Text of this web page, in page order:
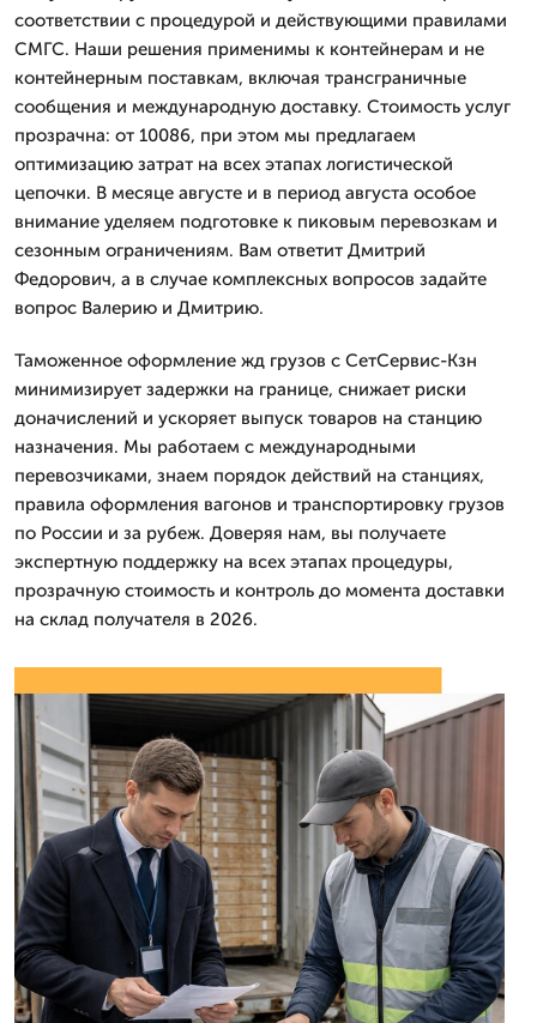
соответствии с процедурой и действующими правилами
СМГС. Наши решения применимы к контейнерам и не
контейнерным поставкам, включая трансграничные
сообщения и международную доставку. Стоимость услуг
прозрачна: от 10086, при этом мы предлагаем
оптимизацию затрат на всех этапах логистической
цепочки. В месяце августе и в период августа особое
внимание уделяем подготовке к пиковым перевозкам и
сезонным ограничениям. Вам ответит Дмитpий
Федорович, а в случае комплексных вопросов задайте
вопрос Валерию и Дмитрию.
Таможенное оформление жд грузов с СетСервис-Кзн
минимизирует задержки на границе, снижает риски
доначислений и ускоряет выпуск товаров на станцию
назначения. Мы работаем с международными
перевозчиками, знаем порядок действий на станциях,
правила оформления вагонов и транспортировку грузов
по России и за рубеж. Доверяя нам, вы получаете
экспертную поддержку на всех этапах процедуры,
прозрачную стоимость и контроль до момента доставки
на склад получателя в 2026.